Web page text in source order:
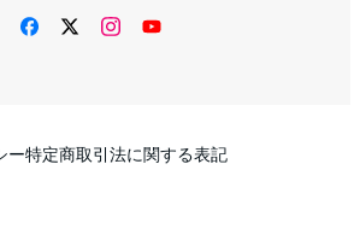
facebooktwitterinstagram
YouTube
ー特定商取引法に関する表記